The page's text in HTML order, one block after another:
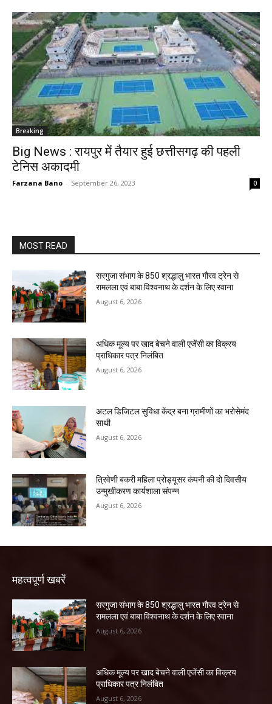
Breaking
Big News : रायपुर में तैयार हुई छत्तीसगढ़ की पहली
टेनिस अकादमी
Farzana Bano - September 26, 2023 0
MOST READ
सरगुजा संभाग के 850 श्रद्धालु भारत गौरव ट्रेन से
रामलला एवं बाबा विश्वनाथ के दर्शन के लिए रवाना
August 6, 2026
अधिक मूल्य पर खाद बेचने वाली एजेंसी का विक्रय
प्राधिकार पत्र निलंबित
August 6, 2026
अटल डिजिटल सुविधा केंद्र बना ग्रामीणों का भरोसेमंद
साथी
August 6, 2026
त्रिवेणी बकरी महिला प्रोड्यूसर कंपनी की दो दिवसीय
उन्मुखीकरण कार्यशाला संपन्न
August 6, 2026
महत्वपूर्ण खबरें
सरगुजा संभाग के 850 श्रद्धालु भारत गौरव ट्रेन से
रामलला एवं बाबा विश्वनाथ के दर्शन के लिए रवाना
August 6, 2026
अधिक मूल्य पर खाद बेचने वाली एजेंसी का विक्रय
प्राधिकार पत्र निलंबित
August 6, 2026